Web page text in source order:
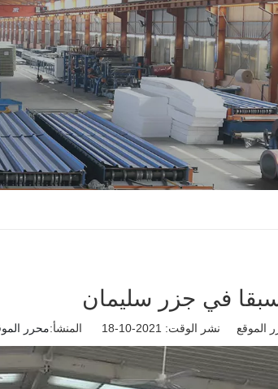
في جزر سليمان
نشر الوقت: 2021-10-18 المنشأ: محرر